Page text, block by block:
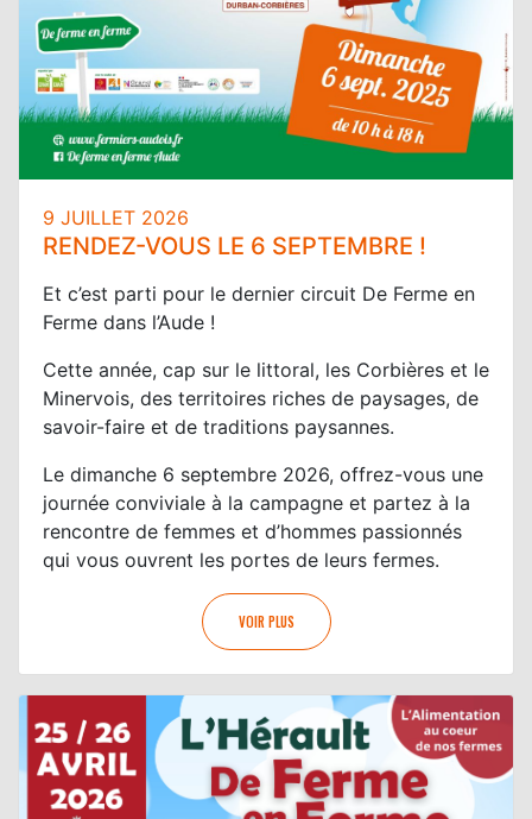
9 JUILLET 2026
RENDEZ-VOUS LE 6 SEPTEMBRE !
Et c’est parti pour le dernier circuit De Ferme en
Ferme dans l’Aude !
Cette année, cap sur le littoral, les Corbières et le
Minervois, des territoires riches de paysages, de
savoir-faire et de traditions paysannes.
Le dimanche 6 septembre 2026, offrez-vous une
journée conviviale à la campagne et partez à la
rencontre de femmes et d’hommes passionnés
qui vous ouvrent les portes de leurs fermes.
VOIR PLUS